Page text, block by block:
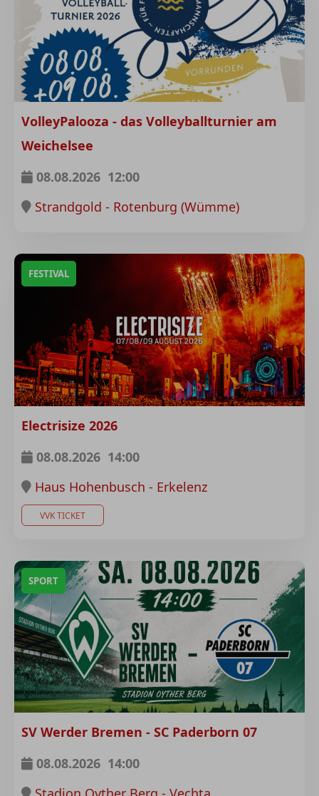
VolleyPalooza - das Volleyballturnier am
Weichelsee
08.08.2026 12:00
Strandgold - Rotenburg (Wümme)
FESTIVAL
Electrisize 2026
08.08.2026 14:00
Haus Hohenbusch - Erkelenz
VVK TICKET
SPORT
SV Werder Bremen - SC Paderborn 07
08.08.2026 14:00